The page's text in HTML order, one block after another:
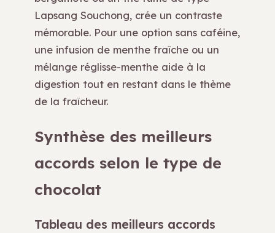
Lapsang Souchong, crée un contraste
mémorable. Pour une option sans caféine,
une infusion de menthe fraîche ou un
mélange réglisse-menthe aide à la
digestion tout en restant dans le thème
de la fraîcheur.
Synthèse des meilleurs
accords selon le type de
chocolat
Tableau des meilleurs accords